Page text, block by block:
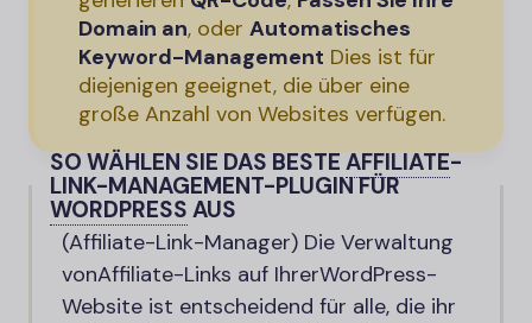
Domain an, oderAutomatisches
Keyword-Management Dies ist für
diejenigen geeignet, die über eine
große Anzahl von Websites verfügen.
SO WÄHLEN SIE DAS BESTEAFFILIATE-
LINK-MANAGEMENT-PLUGIN FÜR
WORDPRESS AUS
(Affiliate-Link-Manager) Die Verwaltung
vonAffiliate-Links auf IhrerWordPress-
Website ist entscheidend für alle, die ihr